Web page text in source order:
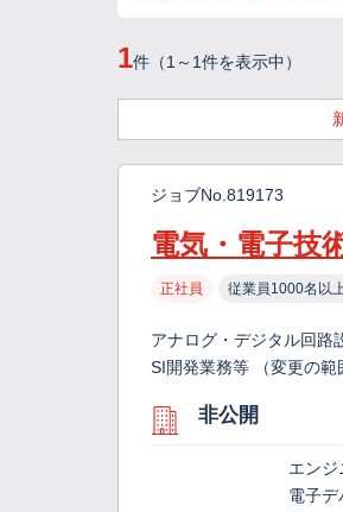
1件（1～1件を表示中）
ジョブNo.819173
電気・電子技
正社員 従業員1000名以
アナログ・デジタル回路
SI開発業務等 （変更の
非公開
エンジ
電子